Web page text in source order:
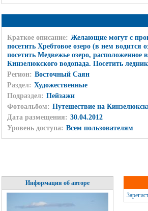
Краткое описание: Желающие могут с
посетить Хребтовое озеро (в нем водится
посетить Медвежье озеро, расположенное
Кинзелюкского водопада. Посетить
Регион: Восточный Саян
Раздел: Художественные
Подраздел: Пейзажи
Фотоальбом: Путешествие на
Дата размещения: 30.04.2012
Уровень доступа: Всем пользователям
Информация об авторе